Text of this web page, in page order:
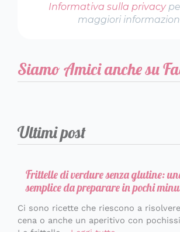
Informativa sulla privacy
maggiori
Siamo Amici anche su
Ultimi post
Frittelle di verdure senza glutine:
semplice da preparare in pochi
Ci sono ricette che riescono a
cena o anche un aperitivo con